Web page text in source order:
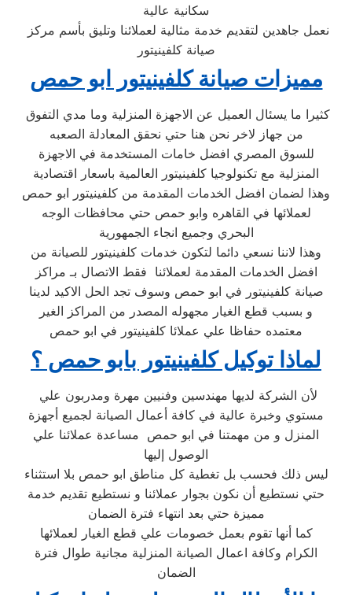
سكانية عالية
صيانة كلفينيتور
مميزات صيانة كلفينيتور ابو حمص
من جهاز لاخر نحن هنا حتي نحقق المعادلة الصعبه
للسوق المصري افضل خامات المستخدمة في الاجهزة
المنزلية مع تكنولوجيا كلفينيتور العالمية باسعار اقتصادية
وهذا لضمان افضل الخدمات المقدمة من كلفينيتور ابو حمص
لعملائها في القاهره وابو حمص حتي محافظات الوجه
البحري وجميع انجاء الجمهورية
وهذا لاننا نسعي دائما لتكون خدمات كلفينيتور للصيانة من
افضل الخدمات المقدمة لعملائنا فقط الاتصال بـ مراكز
صيانة كلفينيتور في ابو حمص وسوف تجد الحل الاكيد لدينا
و بسبب قطع الغيار مجهوله المصدر من المراكز الغير
معتمده حفاظا علي عملائا كلفينيتور في ابو حمص
لماذا توكيل كلفينيتور بابو حمص ؟
مستوي وخبرة عالية في كافة أعمال الصيانة لجميع أجهزة
المنزل و من مهمتنا في ابو حمص مساعدة عملائنا علي
الوصول إليها
ليس ذلك فحسب بل تغطية كل مناطق ابو حمص بلا استثناء
حتي نستطيع أن نكون بجوار عملائنا و نستطيع تقديم خدمة
مميزة حتي بعد انتهاء فترة الضمان
كما أنها تقوم بعمل خصومات علي قطع الغيار لعملائها
الكرام وكافة اعمال الصيانة المنزلية مجانية طوال فترة
الضمان